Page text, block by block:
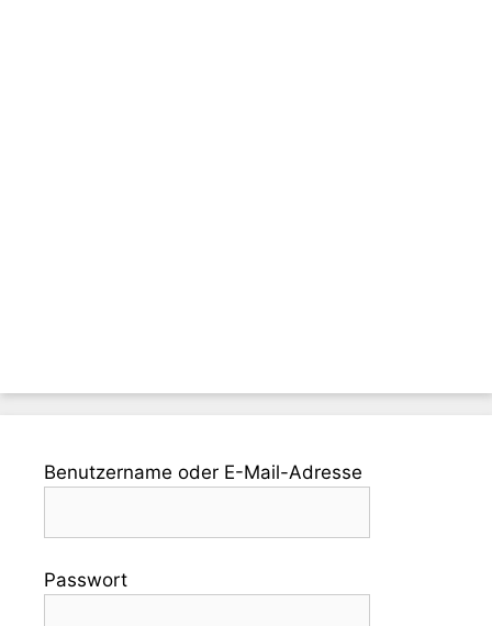
Benutzername oder E-Mail-Adresse
Passwort